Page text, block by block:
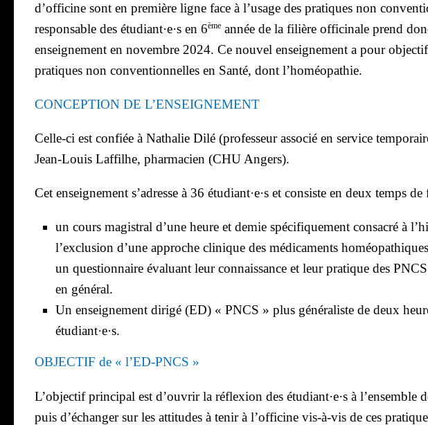
d’officine sont en pre­mière ligne face à l’usage des pra­tiques non
res­pon­sable des étudiant·e·s en 6ème année de la filière offi­ci­nale prend
ensei­gne­ment en novembre 2024. Ce nou­vel ensei­gne­ment a pour
pra­tiques non conven­tion­nelles en San­té, dont l’homéopathie.
CONCEPTION DE L’ENSEIGNEMENT
Celle-ci est confiée à Natha­lie Dilé (pro­fes­seur asso­cié en ser­vice
Jean-Louis Laf­filhe, phar­ma­cien (CHU Angers).
Cet ensei­gne­ment s’adresse à 36 étudiant·e·s et consiste en deux temps
un cours magis­tral d’une heure et demie spé­ci­fi­que­ment consa­cré à
l’exclusion d’une approche cli­nique des médi­ca­ments
un ques­tion­naire éva­luant leur connais­sance et leur pra­tique des
en géné­ral.
Un ensei­gne­ment diri­gé (ED) « PNCS » plus géné­ra­liste de deux
étudiant·e·s.
OBJECTIF de « l’ED-PNCS »
L’objectif prin­ci­pal est d’ouvrir la réflexion des étudiant·e·s à l’ensemble
puis d’échanger sur les atti­tudes à tenir à l’officine vis-à-vis de ces